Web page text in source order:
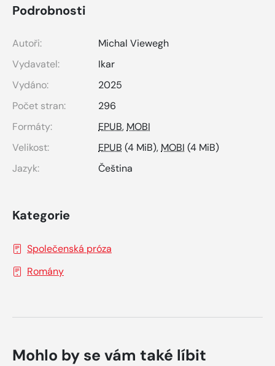
Podrobnosti
Autoři:
Michal Viewegh
Vydavatel:
Ikar
Vydáno:
2025
Počet stran:
296
Formáty:
EPUB, MOBI
Velikost:
EPUB (4 MiB), MOBI (4 MiB)
Jazyk:
Čeština
Kategorie
Společenská próza
Romány
Mohlo by se vám také líbit